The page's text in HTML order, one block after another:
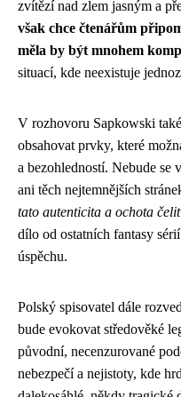
zvítězí nad zlem jasným a
však chce čtenářům
měla by být mnohem
situací, kde neexistuje
V rozhovoru Sapkowski
obsahovat prvky, které
a bezohledností. Nebude
ani těch nejtemnějších
tato autenticita a ochota
dílo od ostatních fantasy
úspěchu.
Polský spisovatel dále
bude evokovat středověké
původní, necenzurované
nebezpečí a nejistoty, kde